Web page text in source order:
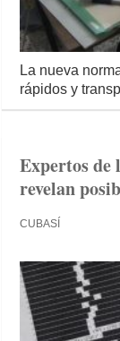
La nueva
rápidos y
Expertos de
revelan
CUBASÍ